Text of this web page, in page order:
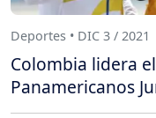
Deportes • DIC 3 / 2021
Colombia lidera
Panamericanos